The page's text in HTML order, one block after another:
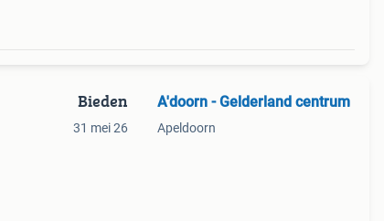
Bieden
31 mei 26
A'doorn - Gelderland centrum
Apeldoorn